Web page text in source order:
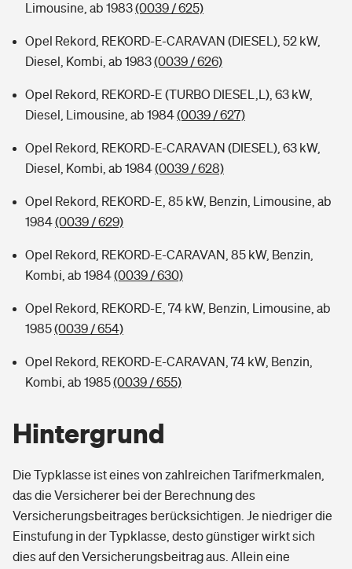
Limousine, ab 1983(0039 / 625)
Opel Rekord, REKORD-E-CARAVAN (DIESEL), 52 kW,
Diesel, Kombi, ab 1983(0039 / 626)
Opel Rekord, REKORD-E (TURBO DIESEL,L), 63 kW,
Diesel, Limousine, ab 1984(0039 / 627)
Opel Rekord, REKORD-E-CARAVAN (DIESEL), 63 kW,
Diesel, Kombi, ab 1984(0039 / 628)
Opel Rekord, REKORD-E, 85 kW, Benzin, Limousine, ab
1984(0039 / 629)
Opel Rekord, REKORD-E-CARAVAN, 85 kW, Benzin,
Kombi, ab 1984(0039 / 630)
Opel Rekord, REKORD-E, 74 kW, Benzin, Limousine, ab
1985(0039 / 654)
Opel Rekord, REKORD-E-CARAVAN, 74 kW, Benzin,
Kombi, ab 1985(0039 / 655)
Hintergrund
Die Typklasse ist eines von zahlreichen Tarifmerkmalen,
das die Versicherer bei der Berechnung des
Versicherungsbeitrages berücksichtigen. Je niedriger die
Einstufung in der Typklasse, desto günstiger wirkt sich
dies auf den Versicherungsbeitrag aus. Allein eine